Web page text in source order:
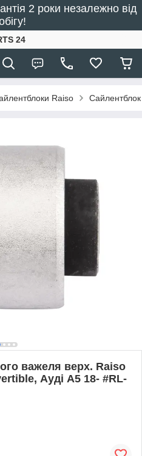
2 роки незалежно від
24
Raiso
важеля верх. Raiso
Ауді А5 18- #RL-